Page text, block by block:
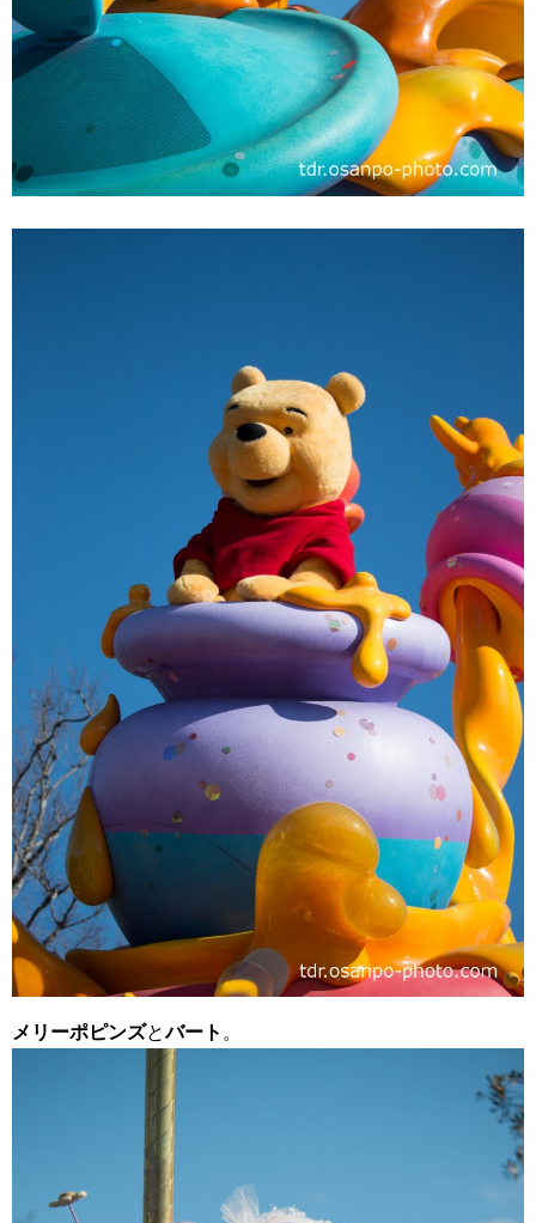
メリーポピンズとバート 。